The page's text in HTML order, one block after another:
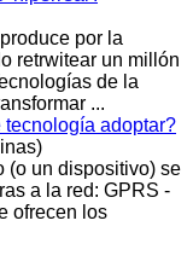
por la
retrwitear un millón
s de la
...
adoptar?
(o un dispositivo) se
a la red: GPRS -
ofrecen los